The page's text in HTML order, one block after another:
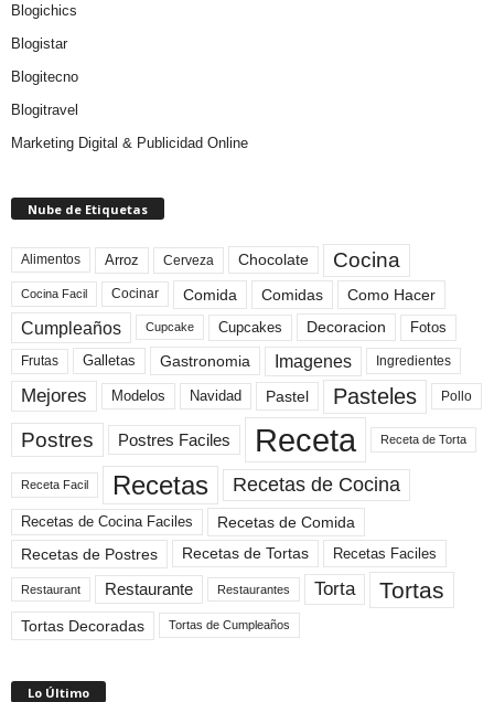
Blogichics
Blogistar
Blogitecno
Blogitravel
Marketing Digital & Publicidad Online
Nube de Etiquetas
Alimentos Arroz Cerveza Chocolate Cocina
Cocina Facil Cocinar Comida Comidas Como Hacer
Cumpleaños Cupcake Cupcakes Decoracion Fotos
Frutas Galletas Gastronomia Imagenes Ingredientes
Mejores Modelos Navidad Pastel Pasteles Pollo
Postres Postres Faciles Receta Receta de Torta
Receta Facil Recetas Recetas de Cocina
Recetas de Cocina Faciles
Recetas de Comida
Recetas de Postres
Recetas de Tortas Recetas Faciles
Restaurant Restaurante Restaurantes Torta Tortas
Tortas Decoradas Tortas de Cumpleaños
Lo Último